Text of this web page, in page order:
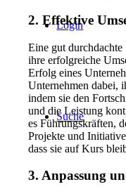
Login
Suche
2. Effektive
Eine gut durchdachte
ihre erfolgreiche
Erfolg eines
Unternehmen dabei,
indem sie den
und die Leistung
es Führungskräften,
Projekte und
dass sie auf Kurs
3. Anpassung